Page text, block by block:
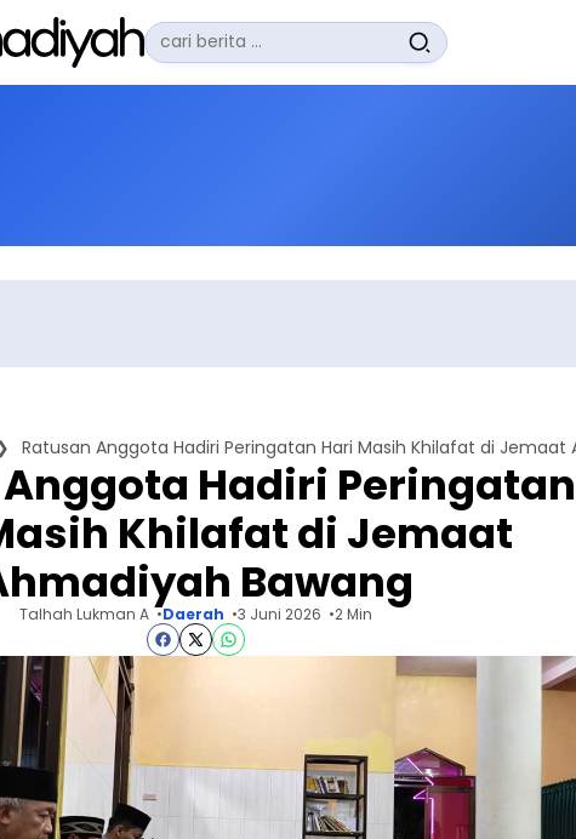
Pencarian
untuk:
Hadiri Peringatan
Khilafat di Jemaat
Bawang
Talhah Lukman A Daerah 3 Juni 2026 2 Min